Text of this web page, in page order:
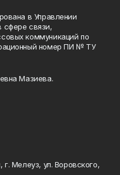
в Управлении
сфере связи,
коммуникаций по
номер ПИ № ТУ
Мазиева.
Мелеуз, ул. Воровского,